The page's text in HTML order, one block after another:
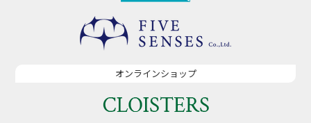
オンラインショップ